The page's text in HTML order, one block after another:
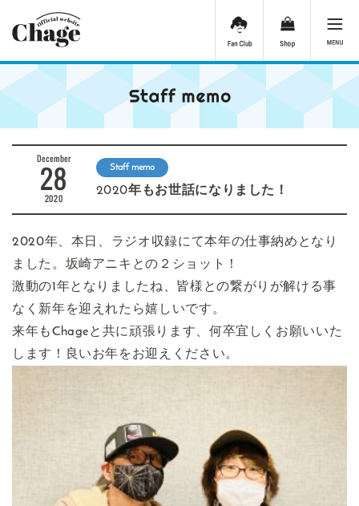
December
28
2020
Staff memo
2020年もお世話になりました！
2020年、本日、ラジオ収録にて本年の仕事納めとなり
ました。坂崎アニキとの２ショット！
激動の1年となりましたね、皆様との繋がりが解ける事
なく新年を迎えれたら嬉しいです。
来年もChageと共に頑張ります、何卒宜しくお願いいた
します！良いお年をお迎えください。